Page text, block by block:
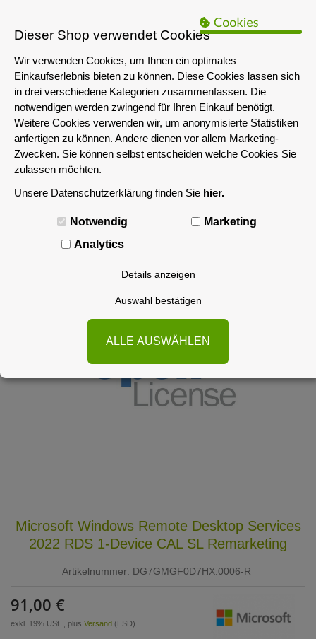
Das servershop-bayern.de Angebot richtet sich nur an
Unternehmen i.S.d. § 14 BGB sowie die öffentliche Hand. Ein Verkauf
an Privatpersonen ist nicht möglich.
MENÜ
Microsoft Windows Remote Desktop Services
2022 RDS 1-Device CAL SL Remarketing
Artikelnummer: DG7GMGF0D7HX:0006-R
91,00 €
exkl. 19% USt. , plus Versand (ESD)
Dieser Shop verwendet Cookies
Wir verwenden Cookies, um Ihnen ein optimales
Einkaufserlebnis bieten zu können. Diese Cookies lassen sich
in drei verschiedene Kategorien zusammenfassen. Die
notwendigen werden zwingend für Ihren Einkauf benötigt.
Weitere Cookies verwenden wir, um anonymisierte Statistiken
anfertigen zu können. Andere dienen vor allem Marketing-
Zwecken. Sie können selbst entscheiden welche Cookies Sie
zulassen möchten.
Unsere Datenschutzerklärung finden Sie hier.
Notwendig
Marketing
Analytics
Details anzeigen
Auswahl bestätigen
ALLE AUSWÄHLEN